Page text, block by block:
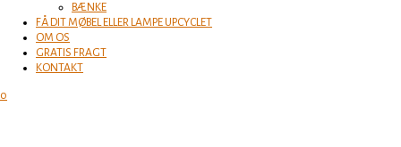
BÆNKE
FÅ DIT MØBEL ELLER LAMPE UPCYCLET
OM OS
GRATIS FRAGT
KONTAKT
0